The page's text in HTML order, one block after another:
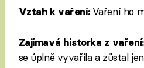
Vztah k vaření: Vaření ho
Zajímavá historka z vaření:
se úplně vyvařila a zůstal